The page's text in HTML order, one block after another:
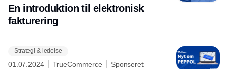
En introduktion til elektronisk
fakturering
Strategi & ledelse
01.07.2024 TrueCommerce Sponseret